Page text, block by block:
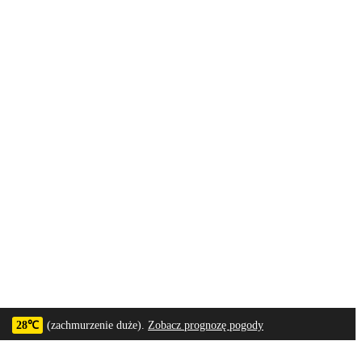
28℃ (zachmurzenie duże). Zobacz prognozę pogody